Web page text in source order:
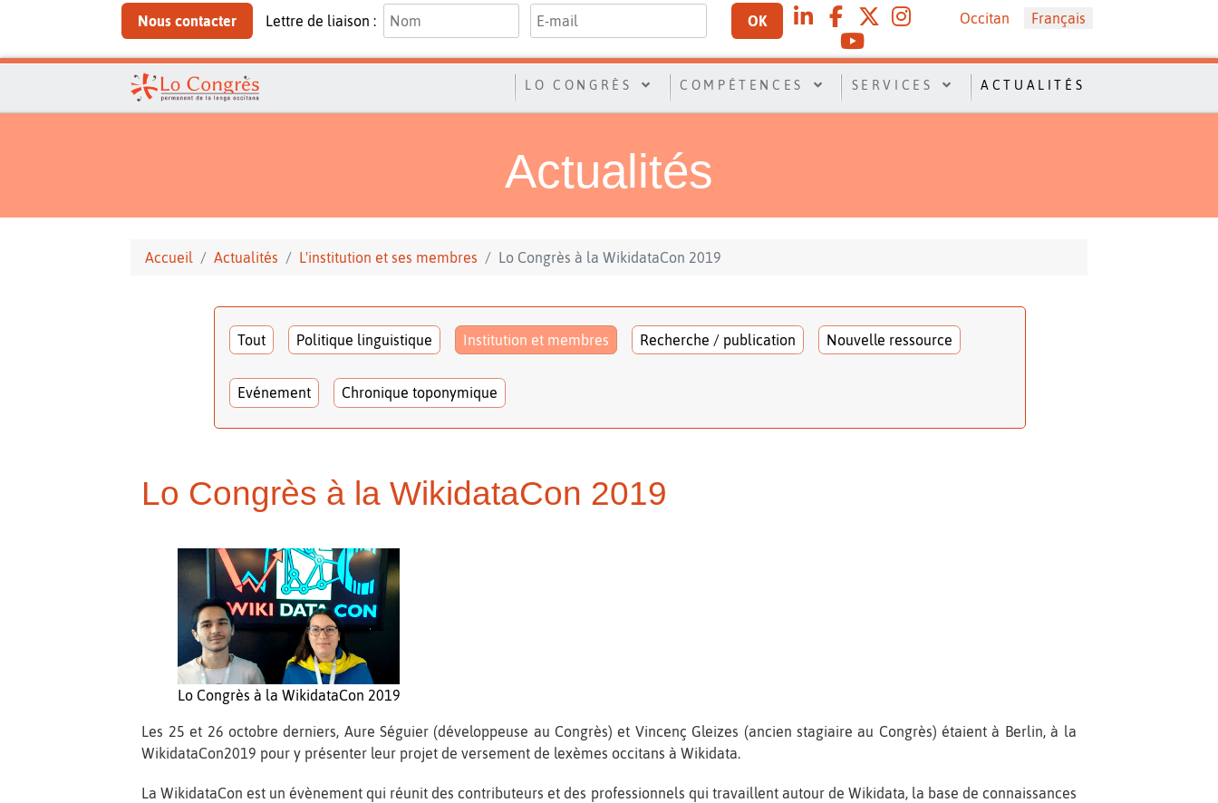
Nous contacter Lettre de liaison : OK Sélectionnez votre langue
Occitan Français
LO CONGRÈS COMPÉTENCES SERVICES ACTUALITÉS
Actualités
Accueil Actualités L'institution et ses membres Lo Congrès à la WikidataCon 2019
Tout Politique linguistique Institution et membres Recherche / publication Nouvelle ressource
Evénement Chronique toponymique
Lo Congrès à la WikidataCon 2019
Lo Congrès à la WikidataCon 2019
Les 25 et 26 octobre derniers, Aure Séguier (développeuse au Congrès) et Vincenç Gleizes (ancien stagiaire au Congrès) étaient à Berlin, à la
WikidataCon2019 pour y présenter leur projet de versement de lexèmes occitans à Wikidata.
La WikidataCon est un évènement qui réunit des contributeurs et des professionnels qui travaillent autour de Wikidata, la base de connaissances